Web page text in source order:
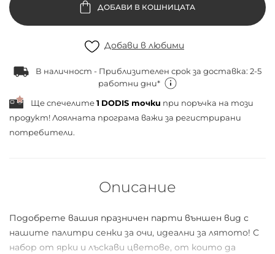
ДОБАВИ В КОШНИЦАТА
Добави в любими
В наличност - Приблизителен срок за доставка: 2-5
работни дни*
Ще спечелите1 DODIS точки при поръчка на този
продукт! Лоялната програма важи за регистрирани
потребители.
Описание
Подобрете вашия празничен парти външен вид с
нашите палитри сенки за очи, идеални за лятото! С
набор от ярки и лъскави цветове, от които да